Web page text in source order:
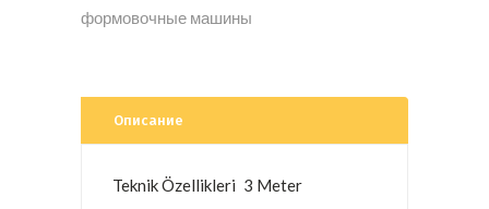
формовочные машины
Описание
Teknik Özellikleri 3 Meter